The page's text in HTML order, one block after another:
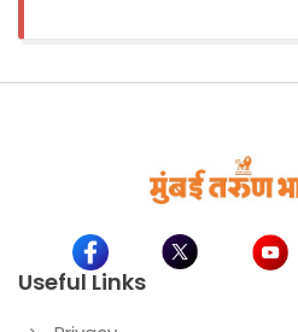
Useful Links